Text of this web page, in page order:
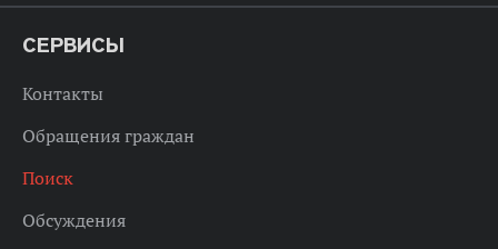
СЕРВИСЫ
Контакты
Обращения граждан
Поиск
Обсуждения